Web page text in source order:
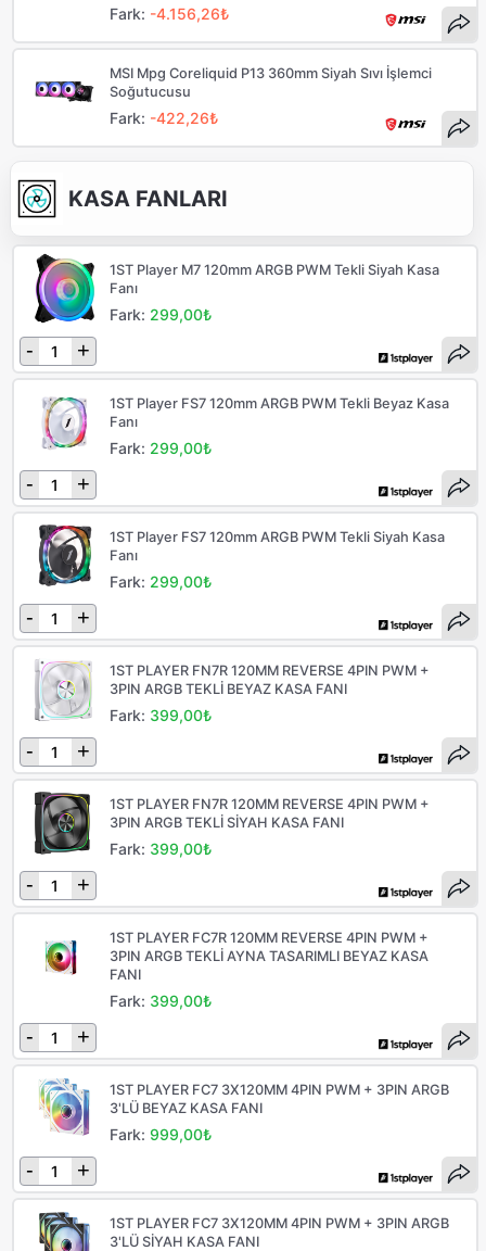
Fark: -4.156,26₺
MSI Mpg Coreliquid P13 360mm Siyah Sıvı İşlemci
Soğutucusu
Fark: -422,26₺
KASA FANLARI
1ST Player M7 120mm ARGB PWM Tekli Siyah Kasa
Fanı
Fark: 299,00₺
- +
1ST Player FS7 120mm ARGB PWM Tekli Beyaz Kasa
Fanı
Fark: 299,00₺
- +
1ST Player FS7 120mm ARGB PWM Tekli Siyah Kasa
Fanı
Fark: 299,00₺
- +
1ST PLAYER FN7R 120MM REVERSE 4PIN PWM +
3PIN ARGB TEKLİ BEYAZ KASA FANI
Fark: 399,00₺
- +
1ST PLAYER FN7R 120MM REVERSE 4PIN PWM +
3PIN ARGB TEKLİ SİYAH KASA FANI
Fark: 399,00₺
- +
1ST PLAYER FC7R 120MM REVERSE 4PIN PWM +
3PIN ARGB TEKLİ AYNA TASARIMLI BEYAZ KASA
FANI
Fark: 399,00₺
- +
1ST PLAYER FC7 3X120MM 4PIN PWM + 3PIN ARGB
3'LÜ BEYAZ KASA FANI
Fark: 999,00₺
- +
1ST PLAYER FC7 3X120MM 4PIN PWM + 3PIN ARGB
3'LÜ SİYAH KASA FANI